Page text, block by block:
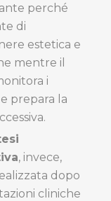
perché
di
estetica e
mentre il
i
prepara la
, invece,
dopo
cliniche